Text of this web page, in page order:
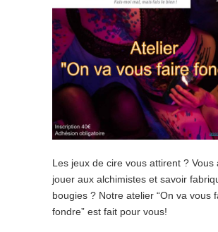
Les jeux de cire vous attirent ? Vous
jouer aux alchimistes et savoir
bougies ? Notre atelier “On va vous
fondre” est fait pour vous!